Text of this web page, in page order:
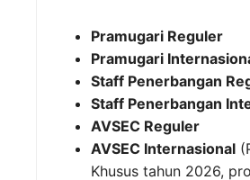
Pramugari Reguler
Pramugari
Staff Penerbangan
Staff Penerbangan
AVSEC Reguler
AVSEC Internasional
Khusus tahun 2026,